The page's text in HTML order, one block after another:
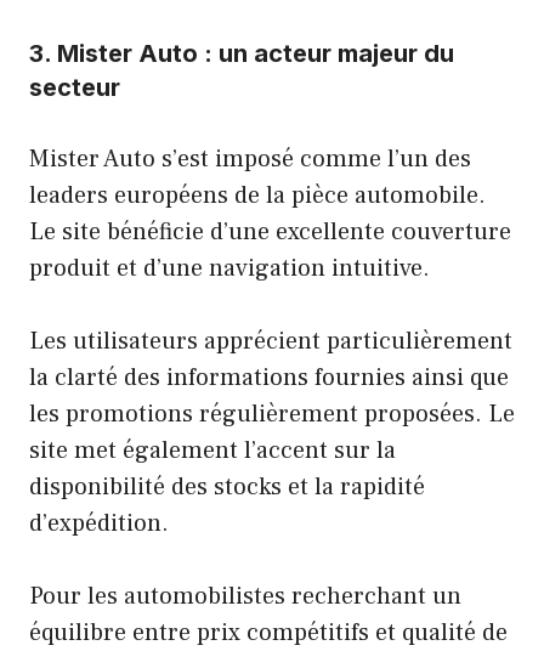
3. Mister Auto : un acteur majeur du
secteur
Mister Auto s’est imposé comme l’un des
leaders européens de la pièce automobile.
Le site bénéficie d’une excellente couverture
produit et d’une navigation intuitive.
Les utilisateurs apprécient particulièrement
la clarté des informations fournies ainsi que
les promotions régulièrement proposées. Le
site met également l’accent sur la
disponibilité des stocks et la rapidité
d’expédition.
Pour les automobilistes recherchant un
équilibre entre prix compétitifs et qualité de